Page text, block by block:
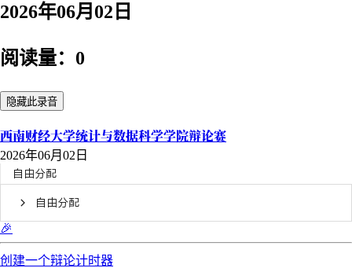
2026年06月02日
阅读量：0
隐藏此录音
西南财经大学统计与数据科学学院辩论赛
2026年06月02日
自由分配
自由分配
🎉
创建一个辩论计时器